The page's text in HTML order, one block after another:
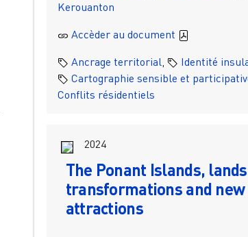
Kerouanton
Accèder au document
Ancrage territorial, Identité
Cartographie sensible et
Conflits résidentiels
2024
The Ponant Islands,
transformations and
attractions